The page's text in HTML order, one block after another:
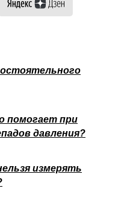
помогает при
давления?
измерять